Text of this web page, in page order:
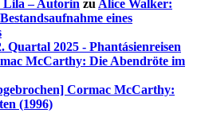
Lila – Autorin zu Alice Walker:
eines
Quartal 2025 - Phantásienreisen
McCarthy: Die Abendröte im
Cormac McCarthy:
(1996)